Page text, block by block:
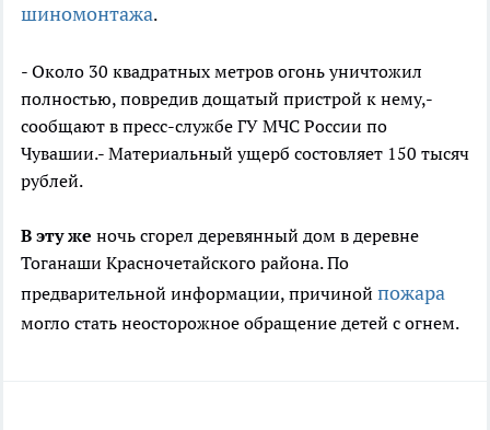
шиномонтажа.
- Около 30 квадратных метров огонь уничтожил
полностью, повредив дощатый пристрой к нему,-
сообщают в пресс-службе ГУ МЧС России по
Чувашии.- Материальный ущерб состовляет 150 тысяч
рублей.
В эту же ночь сгорел деревянный дом в деревне
Тоганаши Красночетайского района. По
предварительной информации, причиной пожара
могло стать неосторожное обращение детей с огнем.